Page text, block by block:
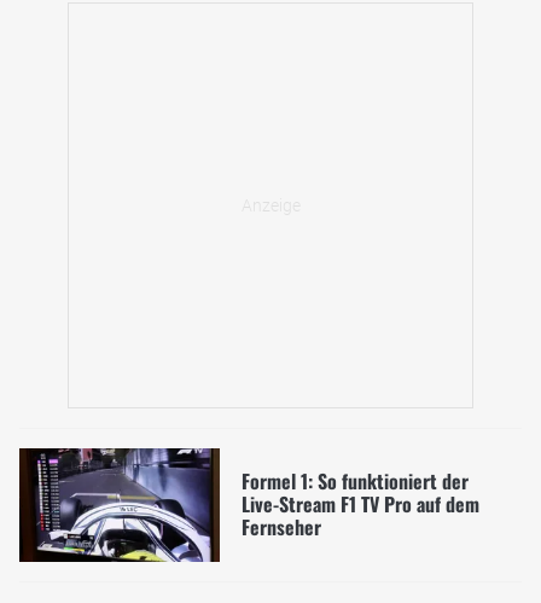
Formel 1: So funktioniert der
Live-Stream F1 TV Pro auf dem
Fernseher